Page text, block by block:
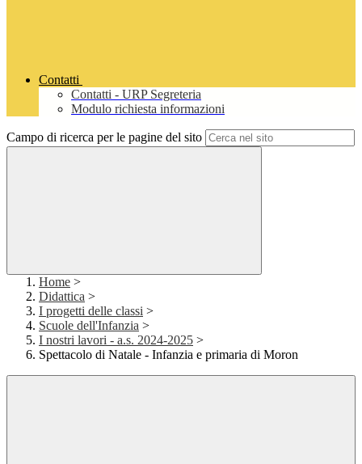
Contatti
Contatti - URP Segreteria
Modulo richiesta informazioni
Campo di ricerca per le pagine del sito
Home >
Didattica >
I progetti delle classi >
Scuole dell'Infanzia >
I nostri lavori - a.s. 2024-2025 >
Spettacolo di Natale - Infanzia e primaria di Moron